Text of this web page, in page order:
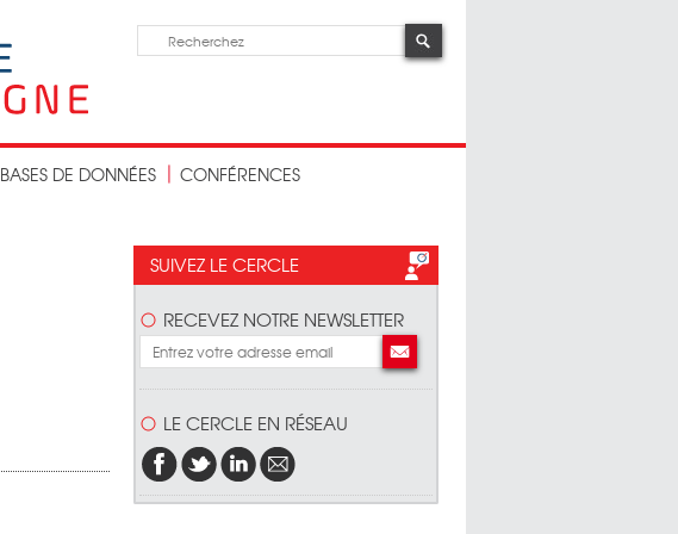
BASES DE DONNÉES
CONFÉRENCES
SUIVEZ LE CERCLE
RECEVEZ NOTRE NEWSLETTER
LE CERCLE EN RÉSEAU